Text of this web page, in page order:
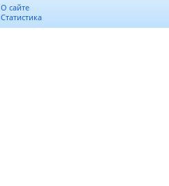
О сайте
Статистика